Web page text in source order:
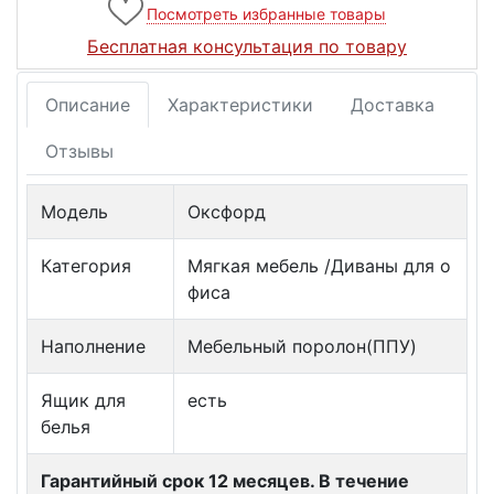
Посмотреть избранные товары
Бесплатная консультация по товару
Описание Характеристики Доставка
Отзывы
Модель Оксфорд
Категория
Мягкая мебель /Диваны для о
фиса
Наполнение Мебельный поролон(ППУ)
Ящик для
белья
есть
Гарантийный срок 12 месяцев. В течение